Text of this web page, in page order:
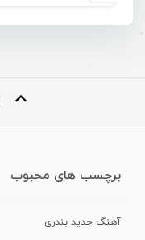
برچسب های محبوب
آهنگ جدید بندری